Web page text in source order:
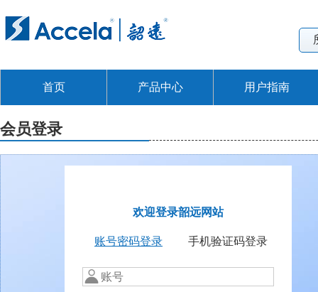
首页 产品中心 用户指南
会员登录
欢迎登录韶远网站
账号密码登录 手机验证码登录